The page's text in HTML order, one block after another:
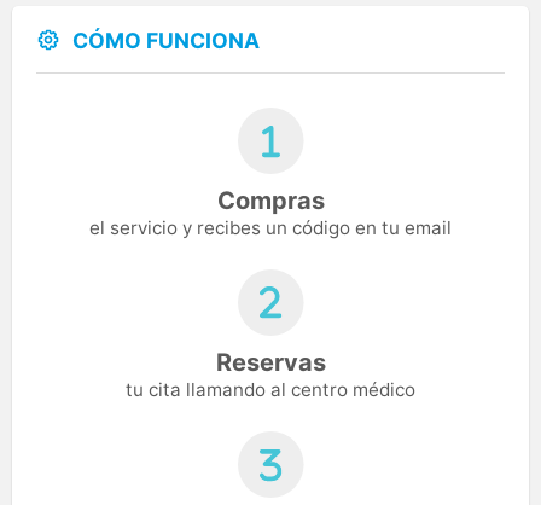
CÓMO FUNCIONA
Compras
el servicio y recibes un código en tu email
Reservas
tu cita llamando al centro médico